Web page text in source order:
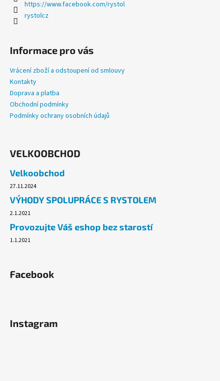
?
HLEDAT
D
o
p
u
u
j
e
m
e
TAŠKA
200KS/ROLE
BALENÉ
https://www.facebook.com/rystol
rystolcz
Informace pro vás
Vrácení zboží a odstoupení od smlouvy
Kontakty
Doprava a platba
Obchodní podmínky
Podmínky ochrany osobních údajů
VELKOOBCHOD
Velkoobchod
27.11.2024
VÝHODY SPOLUPRÁCE S RYSTOLEM
2.1.2021
Provozujte Váš eshop bez starostí
1.1.2021
Facebook
Instagram